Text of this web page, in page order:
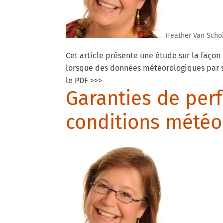
Heather Van
Cet article présente une étude sur la
lorsque des données météorologiques
le PDF >>>
Garanties de
conditions